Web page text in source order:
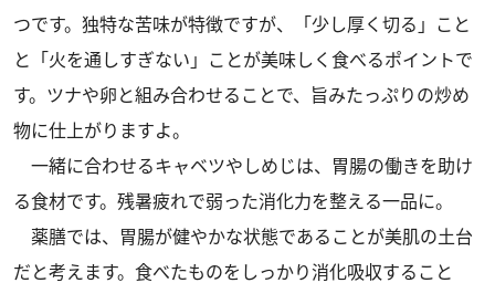
つです。独特な苦味が特徴ですが、「少し厚く切る」こと
と「火を通しすぎない」ことが美味しく食べるポイントで
す。ツナや卵と組み合わせることで、旨みたっぷりの炒め
物に仕上がりますよ。
一緒に合わせるキャベツやしめじは、胃腸の働きを助け
る食材です。残暑疲れで弱った消化力を整える一品に。
薬膳では、胃腸が健やかな状態であることが美肌の土台
だと考えます。食べたものをしっかり消化吸収すること